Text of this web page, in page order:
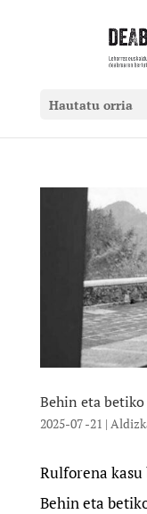
Hautatu orria
Behin eta betiko
2025-07 -21 |
Rulforena
Behin eta